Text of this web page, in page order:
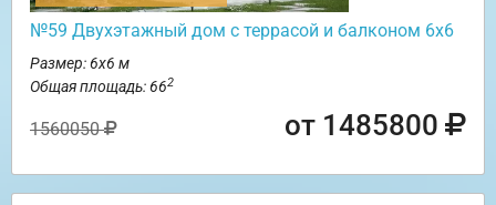
№59 Двухэтажный дом с террасой и балконом 6х6
Размер: 6х6 м
Общая площадь: 662
1560050 от 1485800